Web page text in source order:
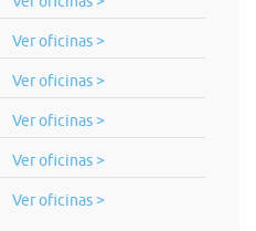
Ver oficinas >
Ver oficinas >
Ver oficinas >
Ver oficinas >
Ver oficinas >